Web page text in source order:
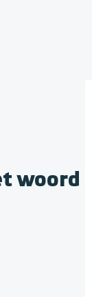
woord